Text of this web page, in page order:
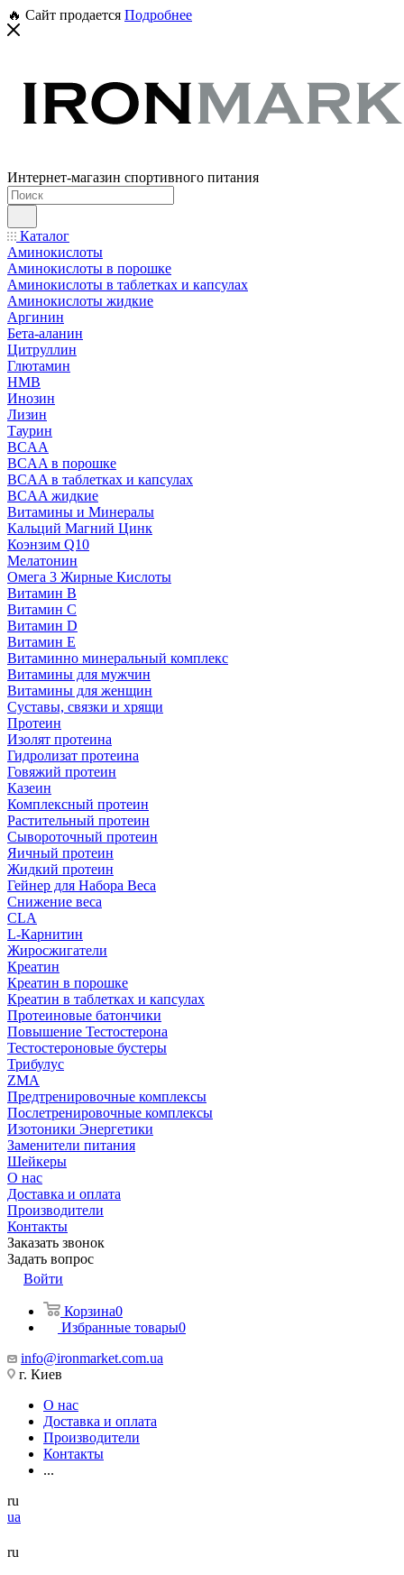
🔥 Сайт продается Подробнее
Интернет-магазин спортивного питания
Каталог
Аминокислоты
Аминокислоты в порошке
Аминокислоты в таблетках и капсулах
Аминокислоты жидкие
Аргинин
Бета-аланин
Цитруллин
Глютамин
HMB
Инозин
Лизин
Таурин
BCAA
BCAA в порошке
BCAA в таблетках и капсулах
BCAA жидкие
Витамины и Минералы
Кальций Магний Цинк
Коэнзим Q10
Мелатонин
Омега 3 Жирные Кислоты
Витамин B
Витамин C
Витамин D
Витамин E
Витаминно минеральный комплекс
Витамины для мужчин
Витамины для женщин
Суставы, связки и хрящи
Протеин
Изолят протеина
Гидролизат протеина
Говяжий протеин
Казеин
Комплексный протеин
Растительный протеин
Сывороточный протеин
Яичный протеин
Жидкий протеин
Гейнер для Набора Веса
Снижение веса
CLA
L-Карнитин
Жиросжигатели
Креатин
Креатин в порошке
Креатин в таблетках и капсулах
Протеиновые батончики
Повышение Тестостерона
Тестостероновые бустеры
Трибулус
ZMA
Предтренировочные комплексы
Послетренировочные комплексы
Изотоники Энергетики
Заменители питания
Шейкеры
О нас
Доставка и оплата
Производители
Контакты
Заказать звонок
Задать вопрос
Войти
Корзина0
Избранные товары0
info@ironmarket.com.ua
г. Киев
О нас
Доставка и оплата
Производители
Контакты
...
ru
ua
ru